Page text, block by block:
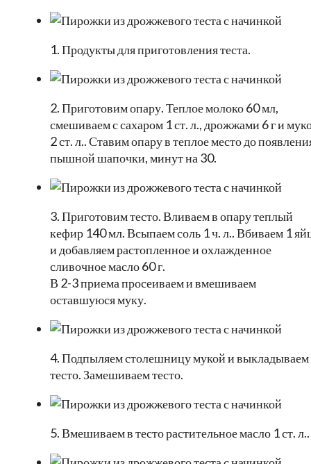
1. Продукты для приготовления теста.
2. Приготовим опару. Теплое молоко 60 мл,
смешиваем с сахаром 1 ст. л., дрожжами 6 г и
2 ст. л.. Ставим опару в теплое место до
пышной шапочки, минут на 30.
3. Приготовим тесто. Вливаем в опару теплый
кефир 140 мл. Всыпаем соль 1 ч. л.. Вбиваем 1
и добавляем растопленное и охлажденное
сливочное масло 60 г.
В 2-3 приема просеиваем и вмешиваем
оставшуюся муку.
4. Подпыляем столешницу мукой и выкладываем
тесто. Замешиваем тесто.
5. Вмешиваем в тесто растительное масло 1 ст. л..